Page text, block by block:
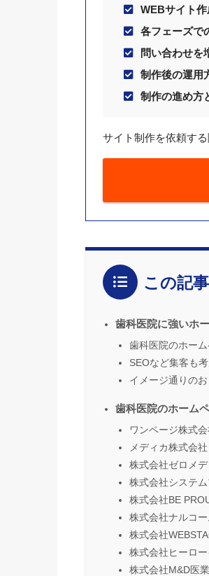
WEBサイト
各フェーズで
問い合わせを
制作後の運用
制作の進め方
サイト制作を依頼す
この記
歯科医院に強いホ
歯科医院のホー
SEOなど集客も
イメージ通りの
歯科医院のホーム
ワンページ株式会
メディカ株式会社
株式会社ゼロメ
株式会社システ
株式会社BE
株式会社ナルコー
株式会社
株式会社ヒーロ
株式会社M&D医